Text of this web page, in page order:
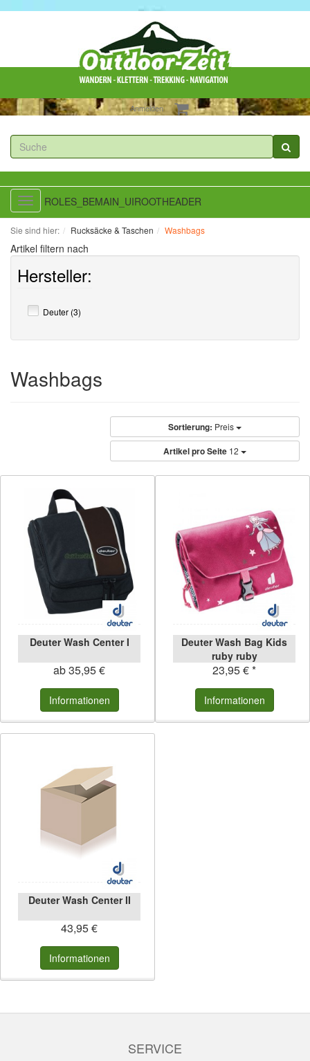
Anmelden
Toggle
navigation
ROLES_BEMAIN_UIROOTHEADER
Sie sind hier: Rucksäcke & Taschen Washbags
Artikel filtern nach
Hersteller:
Deuter (3)
Washbags
Sortierung: Preis
Artikel pro Seite 12
Deuter Wash Center I
ab 35,95 €
Informationen
Deuter Wash Bag Kids
ruby ruby
23,95 € *
Informationen
Deuter Wash Center II
43,95 €
Informationen
SERVICE